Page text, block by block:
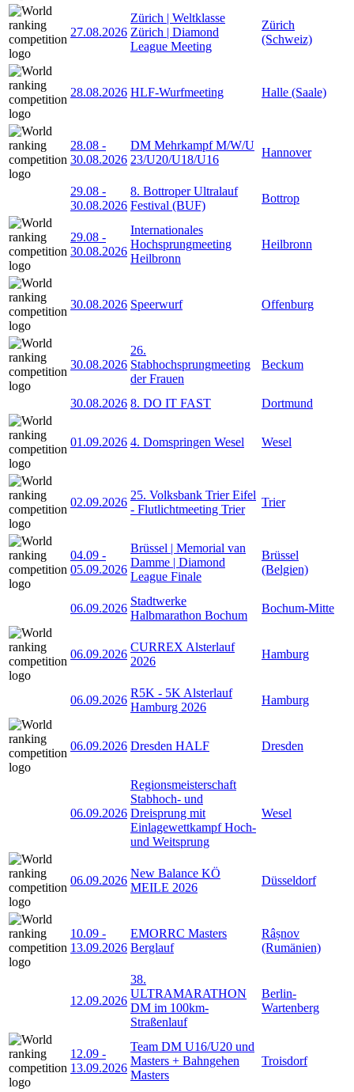
27.08.2026
Zürich | Weltklasse
Zürich | Diamond
League Meeting
Zürich
(Schweiz)
28.08.2026 HLF-Wurfmeeting Halle (Saale)
28.08 -
30.08.2026
DM Mehrkampf M/W/U
23/U20/U18/U16
Hannover
29.08 -
30.08.2026
8. Bottroper Ultralauf
Festival (BUF)
Bottrop
29.08 -
30.08.2026
Internationales
Hochsprungmeeting
Heilbronn
Heilbronn
30.08.2026 Speerwurf Offenburg
30.08.2026
26.
Stabhochsprungmeeting
der Frauen
Beckum
30.08.2026 8. DO IT FAST Dortmund
01.09.2026 4. Domspringen Wesel Wesel
02.09.2026
25. Volksbank Trier Eifel
- Flutlichtmeeting Trier
Trier
04.09 -
05.09.2026
Brüssel | Memorial van
Damme | Diamond
League Finale
Brüssel
(Belgien)
06.09.2026
Stadtwerke
Halbmarathon Bochum
Bochum-Mitte
06.09.2026
CURREX Alsterlauf
2026
Hamburg
06.09.2026
R5K - 5K Alsterlauf
Hamburg 2026
Hamburg
06.09.2026 Dresden HALF Dresden
06.09.2026
Regionsmeisterschaft
Stabhoch- und
Dreisprung mit
Einlagewettkampf Hoch-
und Weitsprung
Wesel
06.09.2026
New Balance KÖ
MEILE 2026
Düsseldorf
10.09 -
13.09.2026
EMORRC Masters
Berglauf
Râșnov
(Rumänien)
12.09.2026
38.
ULTRAMARATHON
DM im 100km-
Straßenlauf
Berlin-
Wartenberg
12.09 -
13.09.2026
Team DM U16/U20 und
Masters + Bahngehen
Masters
Troisdorf